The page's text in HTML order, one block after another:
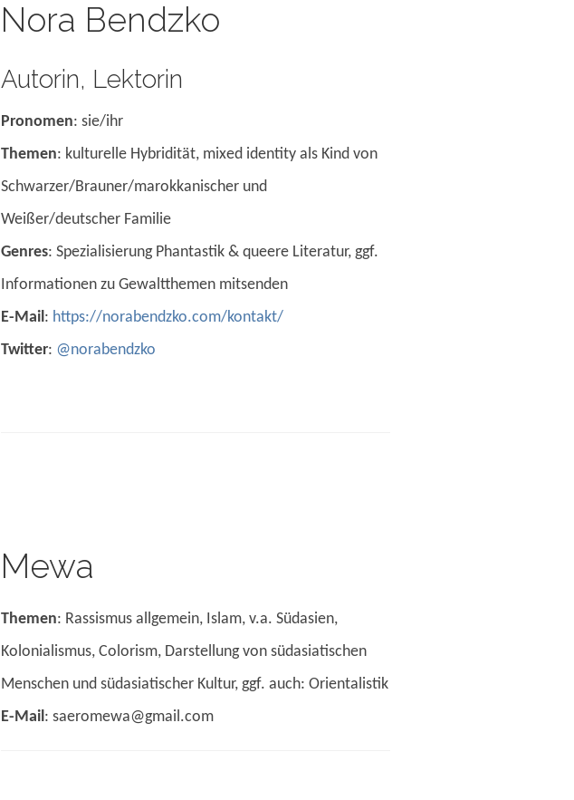
Nora Bendzko
Autorin, Lektorin
Pronomen: sie/ihr
Themen: kulturelle Hybridität, mixed identity als Kind von
Schwarzer/Brauner/marokkanischer und
Weißer/deutscher Familie
Genres: Spezialisierung Phantastik & queere Literatur, ggf.
Informationen zu Gewaltthemen mitsenden
E-Mail: https://norabendzko.com/kontakt/
Twitter: @norabendzko
Mewa
Themen: Rassismus allgemein, Islam, v.a. Südasien,
Kolonialismus, Colorism, Darstellung von südasiatischen
Menschen und südasiatischer Kultur, ggf. auch: Orientalistik
E-Mail : saeromewa@gmail.com